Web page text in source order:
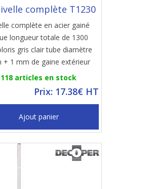
complète T1230
complète en acier gainé
longueur totale de 1300
gris clair tube diamètre
+ 1 mm de gaine extérieur
118 articles en stock
Prix: 17.38€ HT
Ajout panier